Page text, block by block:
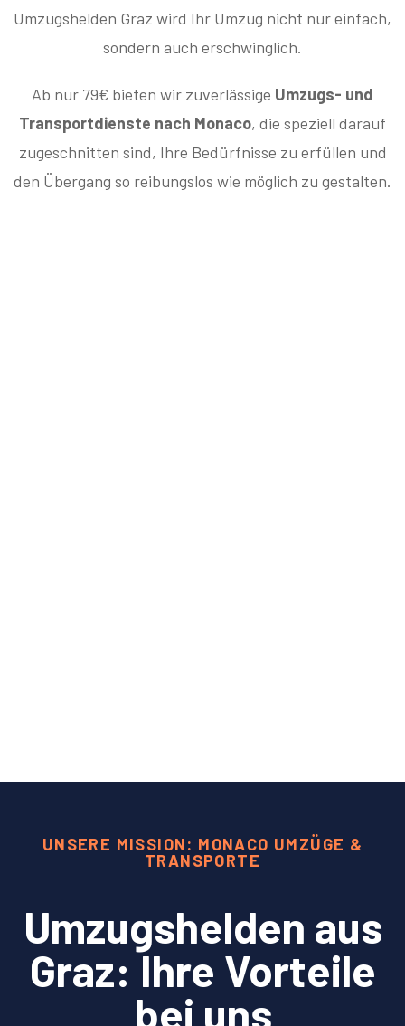
Umzugshelden Graz wird Ihr Umzug nicht nur einfach,
sondern auch erschwinglich.
Ab nur 79€ bieten wir zuverlässige Umzugs- und
Transportdienste nach Monaco, die speziell darauf
zugeschnitten sind, Ihre Bedürfnisse zu erfüllen und
den Übergang so reibungslos wie möglich zu gestalten.
UNSERE MISSION: MONACO UMZÜGE &
TRANSPORTE
Umzugshelden aus
Graz: Ihre Vorteile
bei uns